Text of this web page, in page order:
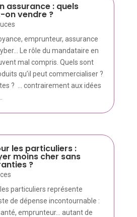
assurance : quels
vendre ?
emprunteur, assurance
Le rôle du mandataire en
mal compris. Quels sont
qu’il peut commercialiser ?
? ... contrairement aux idées
les particuliers :
moins cher sans
?
les particuliers représente
de dépense incontournable :
emprunteur… autant de